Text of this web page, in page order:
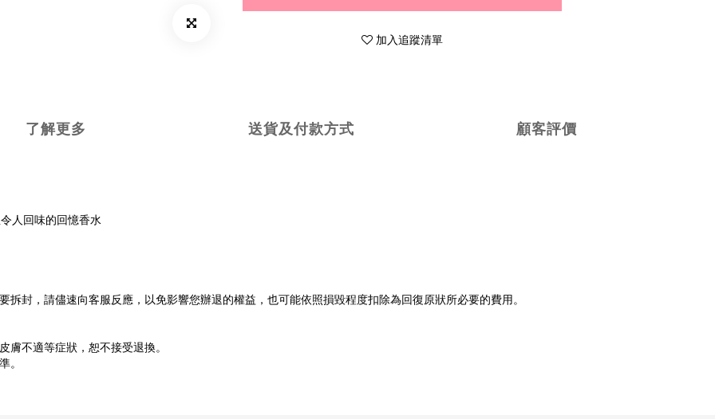
加入追蹤清單
了解更多 送貨及付款方式 顧客評價
人回味的回憶香水
封，請儘速向客服反應，以免影響您辦退的權益，也可能依照損毀程度扣除為回復原狀所必要的費用。
膚不適等症狀，恕不接受退換。
。